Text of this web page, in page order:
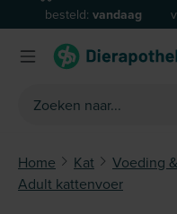
Ga naar de hoofdinhoud
besteld: vandaag
verzonden*
Home Kat Voeding
Adult kattenvoer